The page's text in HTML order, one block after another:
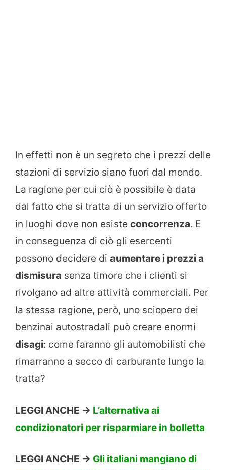
In effetti non è un segreto che i prezzi delle
stazioni di servizio siano fuori dal mondo.
La ragione per cui ciò è possibile è data
dal fatto che si tratta di un servizio offerto
in luoghi dove non esiste concorrenza. E
in conseguenza di ciò gli esercenti
possono decidere di aumentare i prezzi a
dismisura senza timore che i clienti si
rivolgano ad altre attività commerciali. Per
la stessa ragione, però, uno sciopero dei
benzinai autostradali può creare enormi
disagi: come faranno gli automobilisti che
rimarranno a secco di carburante lungo la
tratta?
LEGGI ANCHE -> L’alternativa ai
condizionatori per risparmiare in bolletta
LEGGI ANCHE -> Gli italiani mangiano di